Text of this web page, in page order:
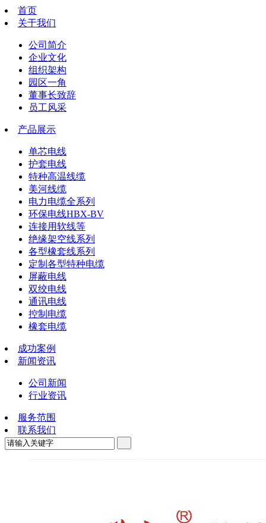
首页
关于我们
公司简介
企业文化
组织架构
园区一角
董事长致辞
员工风采
产品展示
单芯电线
护套电线
特种高温线缆
美河线缆
电力电缆全系列
环保电线HBX-BV
连接用软线等
绝缘架空线系列
各型橡套线系列
定制各型特种电缆
屏蔽电线
双绞电线
通讯电线
控制电缆
橡套电缆
成功案例
新闻资讯
公司新闻
行业资讯
服务范围
联系我们